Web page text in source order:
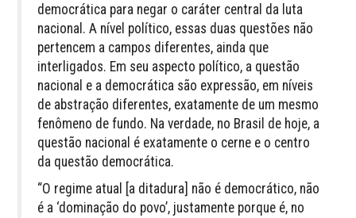
democrática para negar o caráter central da luta
nacional. A nível político, essas duas questões não
pertencem a campos diferentes, ainda que
interligados. Em seu aspecto político, a questão
nacional e a democrática são expressão, em níveis
de abstração diferentes, exatamente de um mesmo
fenômeno de fundo. Na verdade, no Brasil de hoje, a
questão nacional é exatamente o cerne e o centro
da questão democrática.
“O regime atual [a ditadura] não é democrático, não
é a ‘dominação do povo’, justamente porque é, no